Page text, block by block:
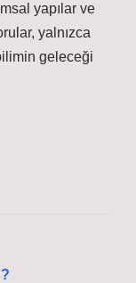
yapılar ve
yalnızca
geleceği